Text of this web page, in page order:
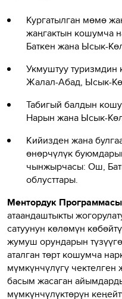
Кургатылган мөмө
жаңгактын кошумча
Баткен жана Ысык-
Укмуштуу
Жалал-Абад, Ысык-
Табигый балдын
Нарын жана Ысык-
Кийизден жана
өнөрчүлүк
чынжырчасы: Ош,
облусттары.
Ментордук
атаандаштыкты
сатуунун көлөмүн
жумуш орундарын
аталган төрт кошумча
мүмкүнчүлүгү
басым жасаган
мүмкүнчүлүктөрүн